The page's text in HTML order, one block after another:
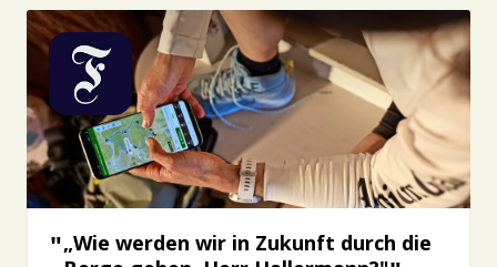
„Wie werden wir in Zukunft durch die